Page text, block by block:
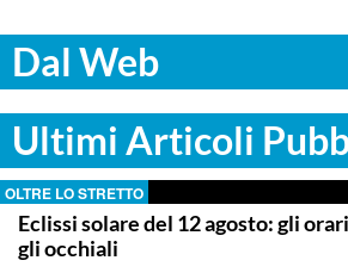
Dal Web
Ultimi Articoli
OLTRE LO STRETTO
Eclissi solare del 12 agosto: gli
gli occhiali